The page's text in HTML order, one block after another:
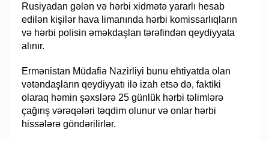
Rusiyadan gələn və hərbi xidmətə yararlı hesab
edilən kişilər hava limanında hərbi komissarlıqların
və hərbi polisin əməkdaşları tərəfindən qeydiyyata
alınır.
Ermənistan Müdafiə Nazirliyi bunu ehtiyatda olan
vətəndaşların qeydiyyatı ilə izah etsə də, faktiki
olaraq həmin şəxslərə 25 günlük hərbi təlimlərə
çağırış vərəqələri təqdim olunur və onlar hərbi
hissələrə göndərilirlər.